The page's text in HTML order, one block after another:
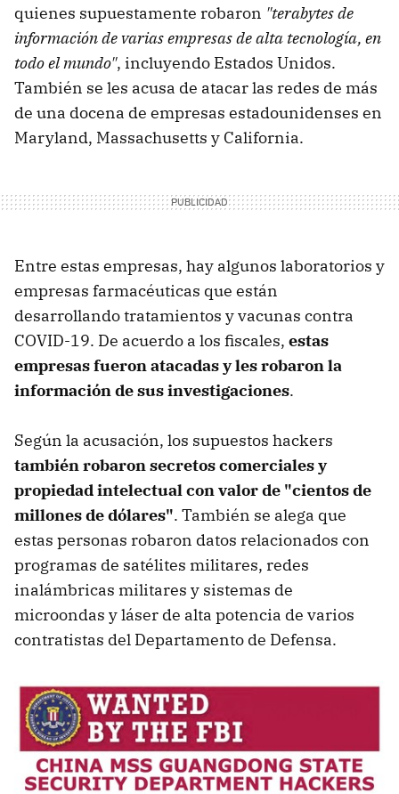
quienes supuestamente robaron "terabytes de
información de varias empresas de alta tecnología, en
todo el mundo", incluyendo Estados Unidos.
También se les acusa de atacar las redes de más
de una docena de empresas estadounidenses en
Maryland, Massachusetts y California.
Entre estas empresas, hay algunos laboratorios y
empresas farmacéuticas que están
desarrollando tratamientos y vacunas contra
COVID-19. De acuerdo a los fiscales, estas
empresas fueron atacadas y les robaron la
información de sus investigaciones.
Según la acusación, los supuestos hackers
también robaron secretos comerciales y
propiedad intelectual con valor de "cientos de
millones de dólares". También se alega que
estas personas robaron datos relacionados con
programas de satélites militares, redes
inalámbricas militares y sistemas de
microondas y láser de alta potencia de varios
contratistas del Departamento de Defensa.